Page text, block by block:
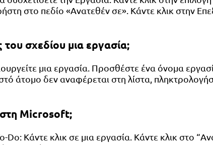
στο πεδίο «Ανατεθέν σε». Κάντε κλικ στην
σχεδίου μια εργασία;
μια εργασία. Προσθέστε ένα όνομα
άτομο δεν αναφέρεται στη λίστα,
Microsoft;
Κάντε κλικ σε μια εργασία. Κάντε κλικ στο